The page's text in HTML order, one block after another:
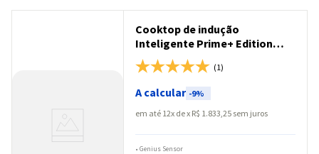
Cooktop de indução
Inteligente Prime+ Edition
Panasonic Flex Zone Black
Glass - KY-T937XLRPK
(1)
A calcular -9%
em até 12 x R$ 1.833,25 sem juros
• Genius Sensor